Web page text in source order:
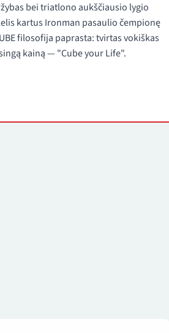
bei triatlono aukščiausio lygio
kartus Ironman pasaulio čempionę
filosofija paprasta: tvirtas vokiškas
kainą — "Cube your Life".